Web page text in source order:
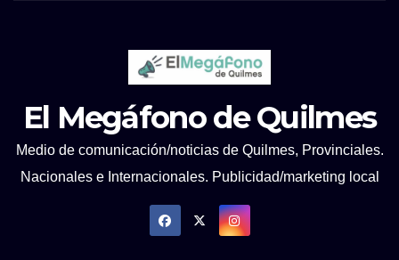
El Megáfono de Quilmes
Medio de comunicación/noticias de Quilmes, Provinciales.
Nacionales e Internacionales. Publicidad/marketing local